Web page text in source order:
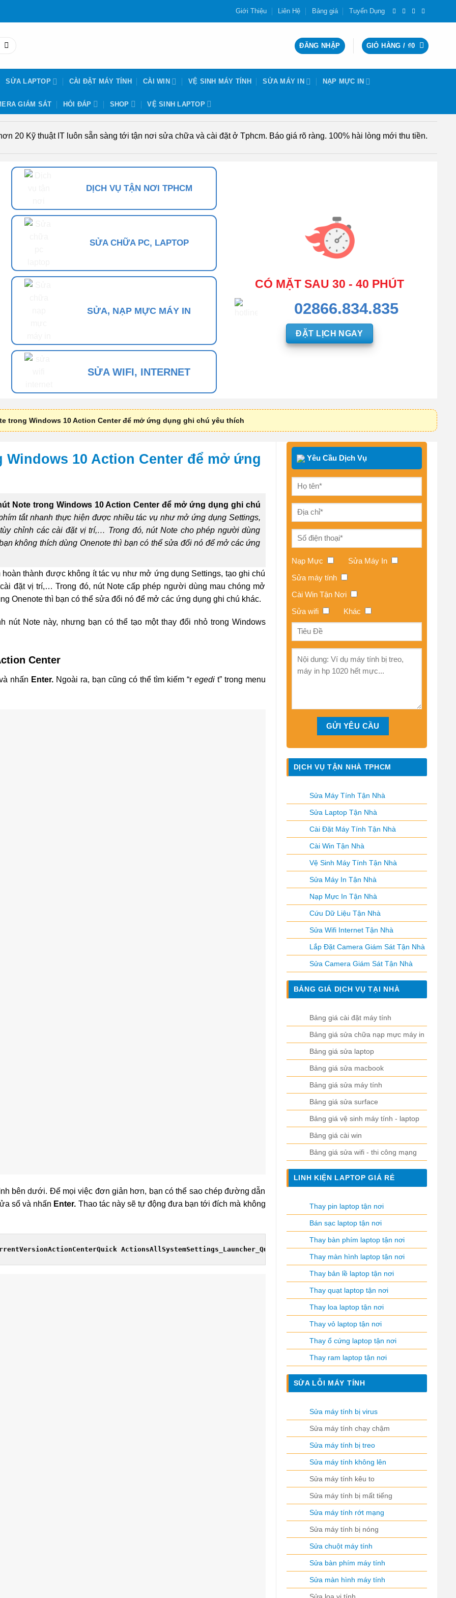
Giới Thiệu Liên Hệ Bảng giá Tuyển Dụng
ĐĂNG NHẬP GIỎ HÀNG / ₫0
SỬA LAPTOP CÀI ĐẶT MÁY TÍNH CÀI WIN VỆ SINH MÁY TÍNH SỬA MÁY IN NẠP MỰC IN
GIÁM SÁT HỎI ĐÁP SHOP VỆ SINH LAPTOP
20 Kỹ thuật IT luôn sẵn sàng tới tận nơi sửa chữa và cài đặt ở Tphcm. Báo giá rõ ràng. 100% hài lòng mới thu tiền.
DỊCH VỤ TẬN NƠI TPHCM
SỬA CHỮA PC, LAPTOP
SỬA, NẠP MỰC MÁY IN
SỬA WIFI, INTERNET
CÓ MẶT SAU 30 - 40 PHÚT
02866.834.835
ĐẶT LỊCH NGAY
trong Windows 10 Action Center để mở ứng dụng ghi chú yêu thích
10 Action Center để mở ứng
Note trong Windows 10 Action Center để mở ứng dụng ghi chú
tắt nhanh thực hiện được nhiều tác vụ như mở ứng dụng Settings,
chỉnh các cài đặt vị trí,… Trong đó, nút Note cho phép người dùng
không thích dùng Onenote thì bạn có thể sửa đổi nó để mở các ứng
thành được không ít tác vụ như mở ứng dụng Settings, tạo ghi chú
đặt vị trí,… Trong đó, nút Note cấp phép người dùng mau chóng mở
Onenote thì bạn có thể sửa đổi nó để mở các ứng dụng ghi chú khác.
nút Note này, nhưng bạn có thể tạo một thay đổi nhỏ trong Windows
Center
nhấn Enter. Ngoài ra, bạn cũng có thể tìm kiếm “r egedi t” trong menu
bên dưới. Để mọi việc đơn giản hơn, bạn có thể sao chép đường dẫn
sổ và nhấn Enter. Thao tác này sẽ tự động đưa bạn tới đích mà không
ActionsAllSystemSettings_Launcher_QuickNote
Yêu Cầu Dịch Vụ
Nạp Mực
Sửa Máy In
Sửa máy tính
Cài Win Tận Nơi
Sửa wifi
Khác
DỊCH VỤ TẬN NHÀ TPHCM
Sửa Máy Tính Tận Nhà
Sửa Laptop Tận Nhà
Cài Đặt Máy Tính Tận Nhà
Cài Win Tận Nhà
Vệ Sinh Máy Tính Tận Nhà
Sửa Máy In Tận Nhà
Nạp Mực In Tận Nhà
Cứu Dữ Liệu Tận Nhà
Sửa Wifi Internet Tận Nhà
Lắp Đặt Camera Giám Sát Tận Nhà
Sửa Camera Giám Sát Tận Nhà
BẢNG GIÁ DỊCH VỤ TẠI NHÀ
Bảng giá cài đặt máy tính
Bảng giá sửa chữa nạp mực máy in
Bảng giá sửa laptop
Bảng giá sửa macbook
Bảng giá sửa máy tính
Bảng giá sửa surface
Bảng giá vệ sinh máy tính - laptop
Bảng giá cài win
Bảng giá sửa wifi - thi công mạng
LINH KIỆN LAPTOP GIÁ RẺ
Thay pin laptop tận nơi
Bán sạc laptop tận nơi
Thay bàn phím laptop tận nơi
Thay màn hình laptop tận nơi
Thay bản lề laptop tận nơi
Thay quạt laptop tận nơi
Thay loa laptop tận nơi
Thay vỏ laptop tận nơi
Thay ổ cứng laptop tận nơi
Thay ram laptop tận nơi
SỬA LỖI MÁY TÍNH
Sửa máy tính bị virus
Sửa máy tính chạy chậm
Sửa máy tính bị treo
Sửa máy tính không lên
Sửa máy tính kêu to
Sửa máy tính bị mất tiếng
Sửa máy tính rớt mạng
Sửa máy tính bị nóng
Sửa chuột máy tính
Sửa bàn phím máy tính
Sửa màn hình máy tính
Sửa loa vi tính